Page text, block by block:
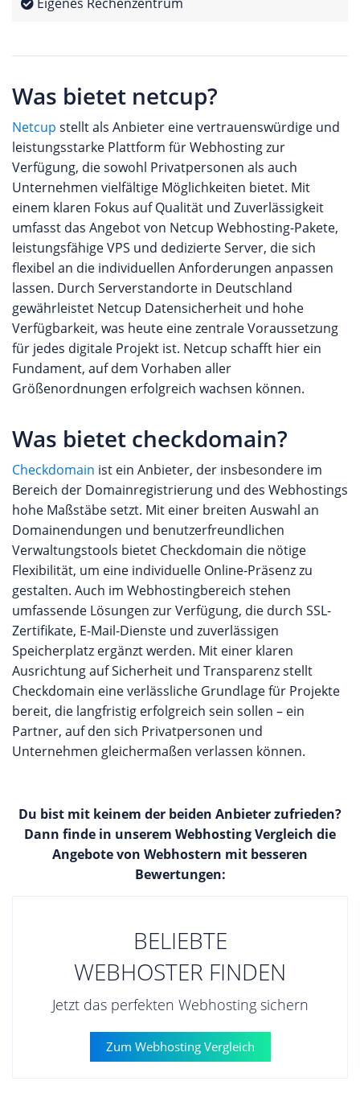
Was bietet netcup?
Netcup stellt als Anbieter eine vertrauenswürdige und
leistungsstarke Plattform für Webhosting zur
Verfügung, die sowohl Privatpersonen als auch
Unternehmen vielfältige Möglichkeiten bietet. Mit
einem klaren Fokus auf Qualität und Zuverlässigkeit
umfasst das Angebot von Netcup Webhosting-Pakete,
leistungsfähige VPS und dedizierte Server, die sich
flexibel an die individuellen Anforderungen anpassen
lassen. Durch Serverstandorte in Deutschland
gewährleistet Netcup Datensicherheit und hohe
Verfügbarkeit, was heute eine zentrale Voraussetzung
für jedes digitale Projekt ist. Netcup schafft hier ein
Fundament, auf dem Vorhaben aller
Größenordnungen erfolgreich wachsen können.
Was bietet checkdomain?
Checkdomain ist ein Anbieter, der insbesondere im
Bereich der Domainregistrierung und des Webhostings
hohe Maßstäbe setzt. Mit einer breiten Auswahl an
Domainendungen und benutzerfreundlichen
Verwaltungstools bietet Checkdomain die nötige
Flexibilität, um eine individuelle Online-Präsenz zu
gestalten. Auch im Webhostingbereich stehen
umfassende Lösungen zur Verfügung, die durch SSL-
Zertifikate, E-Mail-Dienste und zuverlässigen
Speicherplatz ergänzt werden. Mit einer klaren
Ausrichtung auf Sicherheit und Transparenz stellt
Checkdomain eine verlässliche Grundlage für Projekte
bereit, die langfristig erfolgreich sein sollen – ein
Partner, auf den sich Privatpersonen und
Unternehmen gleichermaßen verlassen können.
Du bist mit keinem der beiden Anbieter zufrieden?
Dann finde in unserem Webhosting Vergleich die
Angebote von Webhostern mit besseren
Bewertungen:
BELIEBTE
WEBHOSTER FINDEN
Jetzt das perfekten Webhosting sichern
Zum Webhosting Vergleich